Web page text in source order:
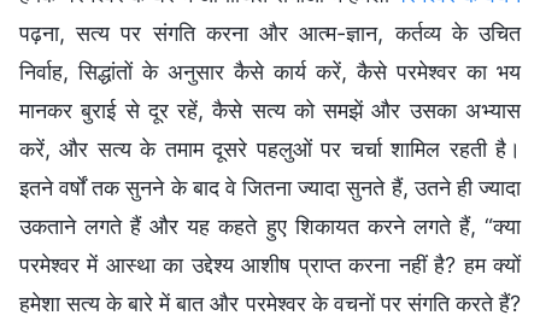
पढ़ना, सत्य पर संगति करना और आत्म-ज्ञान, कर्तव्य के उचित
निर्वाह, सिद्धांतों के अनुसार कैसे कार्य करें, कैसे परमेश्वर का भय
मानकर बुराई से दूर रहें, कैसे सत्य को समझें और उसका अभ्यास
करें, और सत्य के तमाम दूसरे पहलुओं पर चर्चा शामिल रहती है।
इतने वर्षों तक सुनने के बाद वे जितना ज्यादा सुनते हैं, उतने ही ज्यादा
उकताने लगते हैं और यह कहते हुए शिकायत करने लगते हैं, “क्या
परमेश्वर में आस्था का उद्देश्य आशीष प्राप्त करना नहीं है? हम क्यों
हमेशा सत्य के बारे में बात और परमेश्वर के वचनों पर संगति करते हैं?